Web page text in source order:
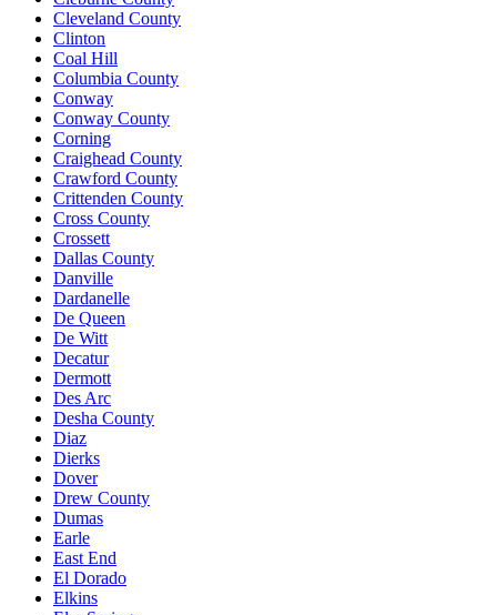
Cleveland County
Clinton
Coal Hill
Columbia County
Conway
Conway County
Corning
Craighead County
Crawford County
Crittenden County
Cross County
Crossett
Dallas County
Danville
Dardanelle
De Queen
De Witt
Decatur
Dermott
Des Arc
Desha County
Diaz
Dierks
Dover
Drew County
Dumas
Earle
East End
El Dorado
Elkins